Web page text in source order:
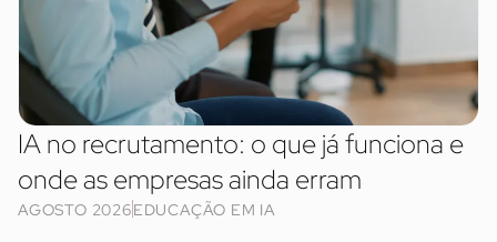
IA no recrutamento: o que já funciona e
onde as empresas ainda erram
AGOSTO 2026EDUCAÇÃO EM IA